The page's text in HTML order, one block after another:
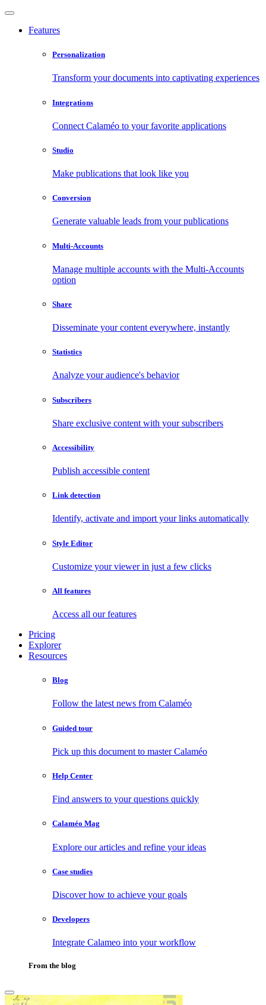
Features
Personalization
Transform your documents into captivating experiences
Integrations
Connect Calaméo to your favorite applications
Studio
Make publications that look like you
Conversion
Generate valuable leads from your publications
Multi-Accounts
Manage multiple accounts with the Multi-Accounts
option
Share
Disseminate your content everywhere, instantly
Statistics
Analyze your audience's behavior
Subscribers
Share exclusive content with your subscribers
Accessibility
Publish accessible content
Link detection
Identify, activate and import your links automatically
Style Editor
Customize your viewer in just a few clicks
All features
Access all our features
Pricing
Explorer
Resources
Blog
Follow the latest news from Calaméo
Guided tour
Pick up this document to master Calaméo
Help Center
Find answers to your questions quickly
Calaméo Mag
Explore our articles and refine your ideas
Case studies
Discover how to achieve your goals
Developers
Integrate Calameo into your workflow
From the blog